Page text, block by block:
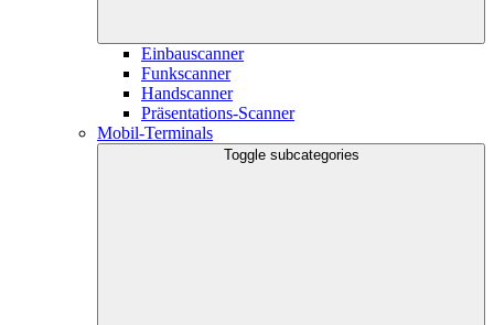
Einbauscanner
Funkscanner
Handscanner
Präsentations-Scanner
Mobil-Terminals
Toggle subcategories